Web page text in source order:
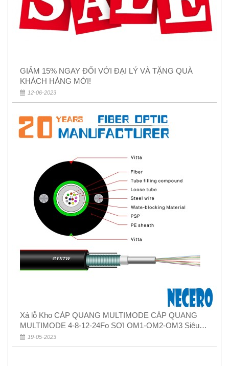
GIẢM 15% NGAY ĐỐI VỚI ĐẠI LÝ VÀ TẶNG QUÀ
KHÁCH HÀNG MỚI!
12-06-2023
Xả lỗ Kho CÁP QUANG MULTIMODE CÁP QUANG
MULTIMODE 4-8-12-24Fo SỢI OM1-OM2-OM3 Siêu
Rẻ 5k
19-05-2023